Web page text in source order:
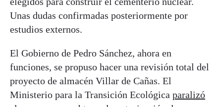
Unas dudas confirmadas posteriormente por
estudios externos.
El Gobierno de Pedro Sánchez, ahora en
funciones, se propuso hacer una revisión total del
proyecto de almacén Villar de Cañas. El
Ministerio para la Transición Ecológica paralizó